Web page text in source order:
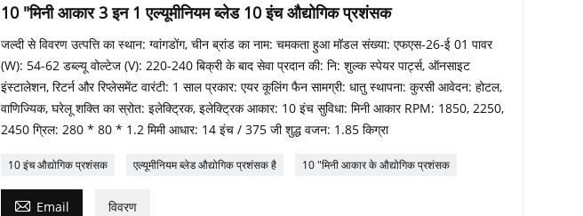
10 "मिनी आकार 3 इन 1 एल्यूमीनियम ब्लेड 10 इंच औद्योगिक प्रशंसक
जल्दी से विवरण उत्पत्ति का स्थान: ग्वांगडोंग, चीन ब्रांड का नाम: चमकता हुआ मॉडल संख्या: एफएस-26-ई 01 पावर
(W): 54-62 डब्ल्यू वोल्टेज (V): 220-240 बिक्री के बाद सेवा प्रदान की: नि: शुल्क स्पेयर पार्ट्स, ऑनसाइट
इंस्टालेशन, रिटर्न और रिप्लेसमेंट वारंटी: 1 साल प्रकार: एयर कूलिंग फैन सामग्री: धातु स्थापना: कुरसी आवेदन: होटल,
वाणिज्यिक, घरेलू शक्ति का स्रोत: इलेक्ट्रिक, इलेक्ट्रिक आकार: 10 इंच सुविधा: मिनी आकार RPM: 1850, 2250,
2450 ग्रिल: 280 * 80 * 1.2 मिमी आधार: 14 इंच / 375 जी शुद्ध वजन: 1.85 किग्रा
10 इंच औद्योगिक प्रशंसक एल्यूमीनियम ब्लेड औद्योगिक प्रशंसक है 10 "मिनी आकार के औद्योगिक प्रशंसक
 Email विवरण